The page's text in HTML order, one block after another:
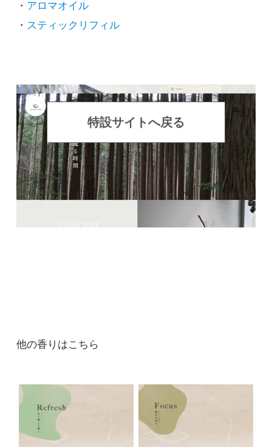
・ アロマオイル
・ スティックリフィル
特設サイトへ戻る
他の香りはこちら